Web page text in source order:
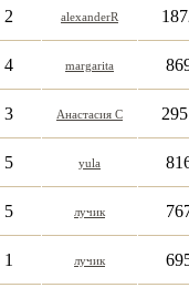
2 alexanderR
4 margarita
3 Анастасия C
5 yula
5 лучик
1 лучик